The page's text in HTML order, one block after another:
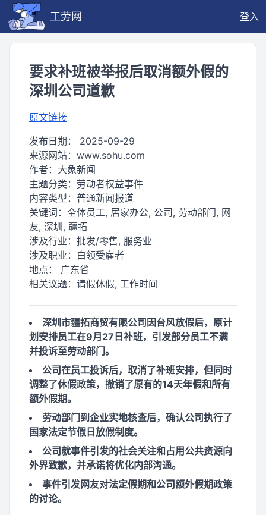
工劳网 登入
要求补班被举报后取消额外假的
深圳公司道歉
原文链接
发布日期： 2025-09-29
来源网站： www.sohu.com
作者： 大象新闻
主题分类： 劳动者权益事件
内容类型： 普通新闻报道
关键词： 全体员工, 居家办公, 公司, 劳动部门, 网
友, 深圳, 疆拓
涉及行业： 批发/零售, 服务业
涉及职业： 白领受雇者
地点： 广东省
相关议题： 请假休假, 工作时间
深圳市疆拓商贸有限公司因台风放假后，原计
划安排员工在9月27日补班，引发部分员工不满
并投诉至劳动部门。
公司在员工投诉后，取消了补班安排，但同时
调整了休假政策，撤销了原有的14天年假和所有
额外假期。
劳动部门到企业实地核查后，确认公司执行了
国家法定节假日放假制度。
公司就事件引发的社会关注和占用公共资源向
外界致歉，并承诺将优化内部沟通。
事件引发网友对法定假期和公司额外假期政策
的讨论。